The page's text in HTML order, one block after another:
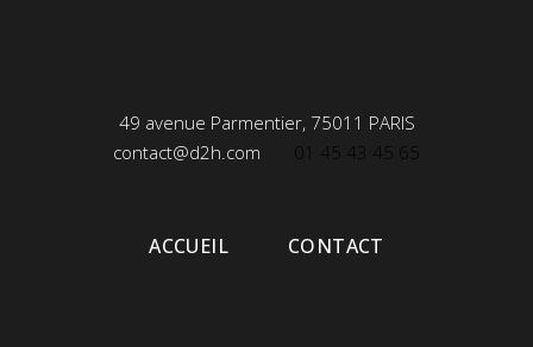
49 avenue Parmentier, 75011 PARIS
contact@d2h.com 01 45 43 45 65
ACCUEIL CONTACT